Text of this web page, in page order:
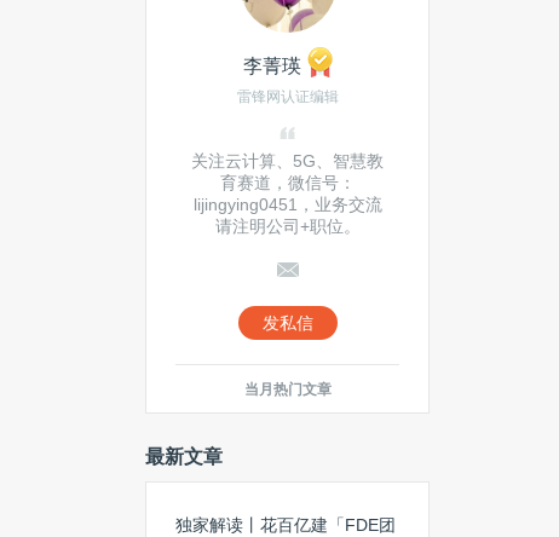
李菁瑛
雷锋网认证编辑
关注云计算、5G、智慧教
育赛道，微信号：
lijingying0451，业务交流
请注明公司+职位。
发私信
当月热门文章
最新文章
独家解读丨花百亿建「FDE团